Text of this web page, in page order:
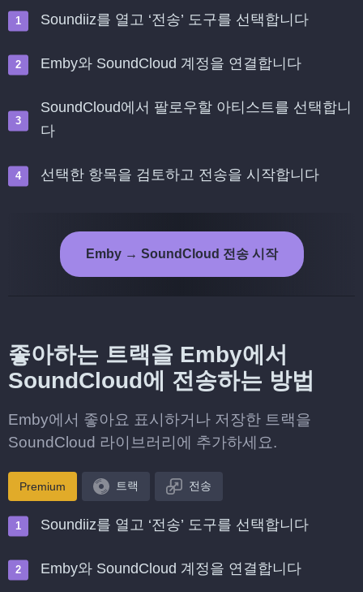
Soundiiz를 열고 ‘전송’ 도구를 선택합니다
Emby와 SoundCloud 계정을 연결합니다
SoundCloud에서 팔로우할 아티스트를 선택합니
다
선택한 항목을 검토하고 전송을 시작합니다
Emby → SoundCloud 전송 시작
좋아하는 트랙을 Emby에서
SoundCloud에 전송하는 방법
Emby에서 좋아요 표시하거나 저장한 트랙을
SoundCloud 라이브러리에 추가하세요.
Premium 트랙 전송
Soundiiz를 열고 ‘전송’ 도구를 선택합니다
Emby와 SoundCloud 계정을 연결합니다